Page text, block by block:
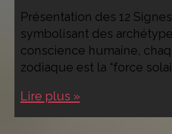
Présentation des 12
symbolisant des
conscience humaine,
zodiaque est la “force
Les
Lire plus »